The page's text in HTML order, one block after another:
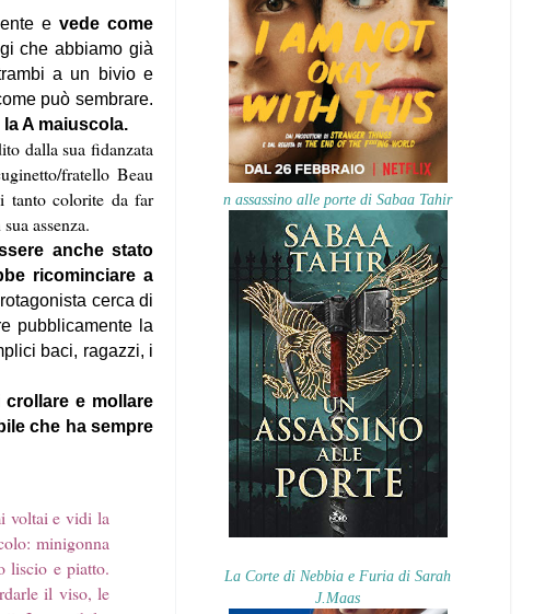
evede come
che abbiamo già
a un bivio e
può sembrare.
A maiuscola.
dalla sua fidanzata
fratello Beau
tanto colorite da far
assenza.
anche stato
ricominciare a
cerca di
pubblicamente la
baci, ragazzi, i
e mollare
che ha sempre
voltai e vidi la
minigonna
liscio e piatto.
il viso, le
n assassino alle porte di Sabaa Tahir
La Corte di Nebbia e Furia di Sarah
J.Maas